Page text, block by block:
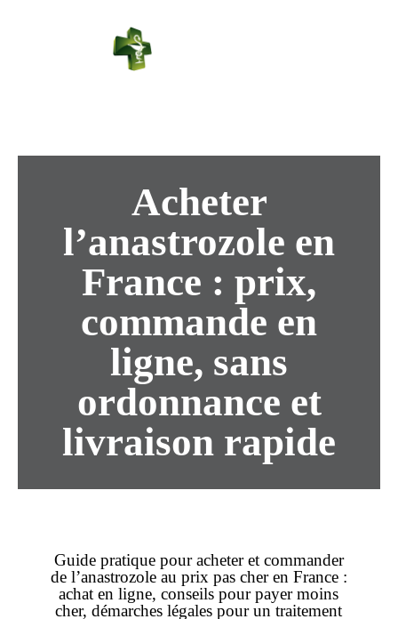
Acheter
l’anastrozole en
France : prix,
commande en
ligne, sans
ordonnance et
livraison rapide
Guide pratique pouracheteret commander
de l’anastrozoleau prix pas cheren France:
achat en ligne, conseils pour payermoins
cher, démarches légales pour un traitement